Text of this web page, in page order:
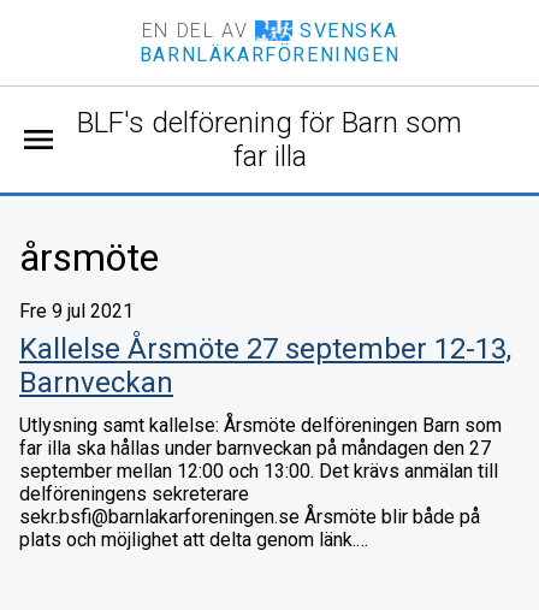
EN DEL AV
SVENSKA
BARNLÄKARFÖRENINGEN
BLF's delförening för Barn som
far illa
menu
årsmöte
Fre 9 jul 2021
Kallelse Årsmöte 27 september 12-13,
Barnveckan
Utlysning samt kallelse: Årsmöte delföreningen Barn som
far illa ska hållas under barnveckan på måndagen den 27
september mellan 12:00 och 13:00. Det krävs anmälan till
delföreningens sekreterare
sekr.bsfi@barnlakarforeningen.se Årsmöte blir både på
plats och möjlighet att delta genom länk.…